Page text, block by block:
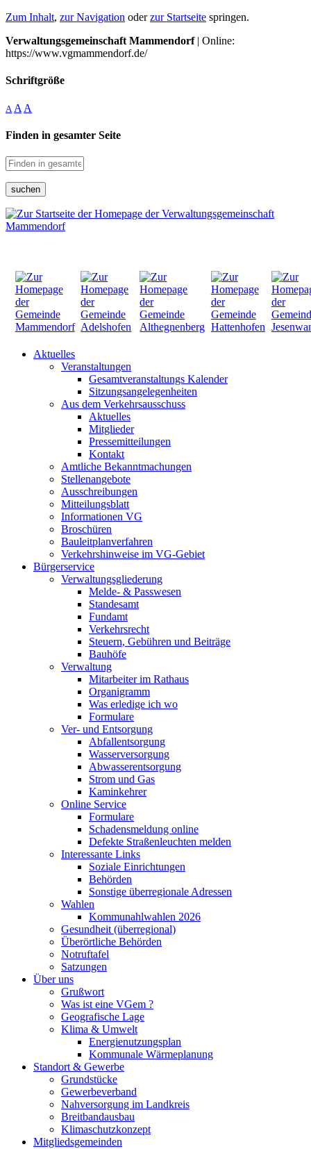
Zum Inhalt, zur Navigation oderzur Startseite springen.
Verwaltungsgemeinschaft Mammendorf| Online:
https://www.vgmammendorf.de/
Schriftgröße
A A A
Finden in gesamter Seite
suchen
Aktuelles
Veranstaltungen
Gesamtveranstaltungs Kalender
Sitzungsangelegenheiten
Aus dem Verkehrsausschuss
Aktuelles
Mitglieder
Pressemitteilungen
Kontakt
Amtliche Bekanntmachungen
Stellenangebote
Ausschreibungen
Mitteilungsblatt
Informationen VG
Broschüren
Bauleitplanverfahren
Verkehrshinweise im VG-Gebiet
Bürgerservice
Verwaltungsgliederung
Melde- & Passwesen
Standesamt
Fundamt
Verkehrsrecht
Steuern, Gebühren und Beiträge
Bauhöfe
Verwaltung
Mitarbeiter im Rathaus
Organigramm
Was erledige ich wo
Formulare
Ver- und Entsorgung
Abfallentsorgung
Wasserversorgung
Abwasserentsorgung
Strom und Gas
Kaminkehrer
Online Service
Formulare
Schadensmeldung online
Defekte Straßenleuchten melden
Interessante Links
Soziale Einrichtungen
Behörden
Sonstige überregionale Adressen
Wahlen
Kommunahlwahlen 2026
Gesundheit (überregional)
Überörtliche Behörden
Notruftafel
Satzungen
Über uns
Grußwort
Was ist eine VGem ?
Geografische Lage
Klima & Umwelt
Energienutzungsplan
Kommunale Wärmeplanung
Standort & Gewerbe
Grundstücke
Gewerbeverband
Nahversorgung im Landkreis
Breitbandausbau
Klimaschutzkonzept
Mitgliedsgemeinden